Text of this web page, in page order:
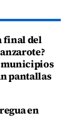
final del
municipios
pantallas
en